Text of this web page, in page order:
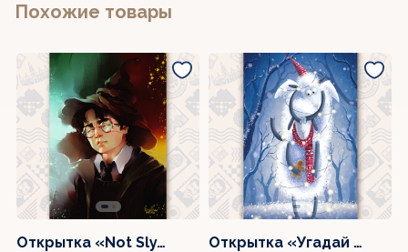
Похожие товары
Открытка «Not Sly… Открытка «Угадай …